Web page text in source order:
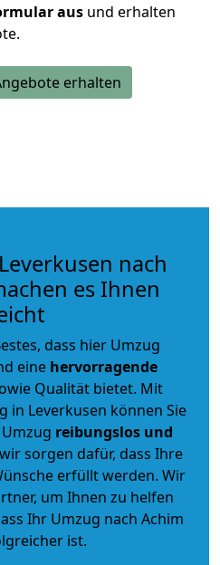
aus und erhalten
erhalten
nach
es Ihnen
dass hier Umzug
eine hervorragende
Qualität bietet. Mit
in Leverkusen können Sie
reibungslos und
sorgen dafür, dass Ihre
erfüllt werden. Wir
um Ihnen zu helfen
Ihr Umzug nach Achim
ist.